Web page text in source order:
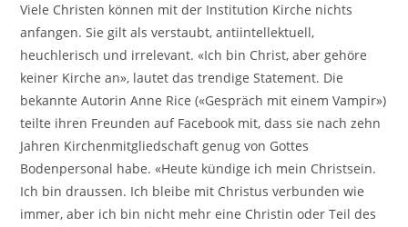
Viele Christen können mit der Institution Kirche nichts
anfangen. Sie gilt als verstaubt, antiintellektuell,
heuchlerisch und irrelevant. «Ich bin Christ, aber gehöre
keiner Kirche an», lautet das trendige Statement. Die
bekannte Autorin Anne Rice («Gespräch mit einem Vampir»)
teilte ihren Freunden auf Facebook mit, dass sie nach zehn
Jahren Kirchenmitgliedschaft genug von Gottes
Bodenpersonal habe. «Heute kündige ich mein Christsein.
Ich bin draussen. Ich bleibe mit Christus verbunden wie
immer, aber ich bin nicht mehr eine Christin oder Teil des